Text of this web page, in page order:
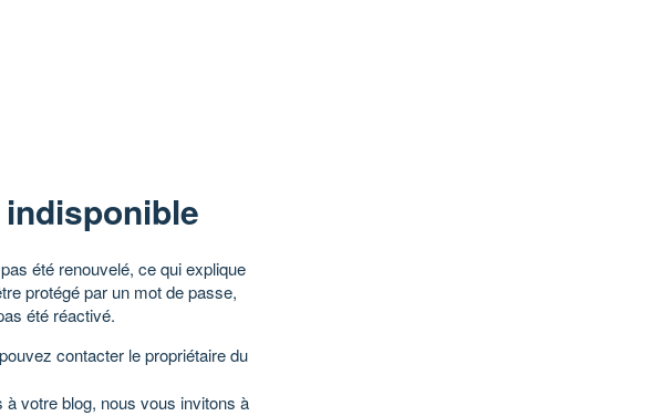
été renouvelé, ce qui explique
protégé par un mot de passe,
été réactivé.
contacter le propriétaire du
à votre blog, nous vous invitons à